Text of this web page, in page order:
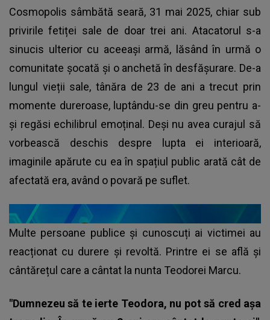
Cosmopolis sâmbătă seară, 31 mai 2025, chiar sub
privirile fetiței sale de doar trei ani. Atacatorul s-a
sinucis ulterior cu aceeași armă, lăsând în urmă o
comunitate șocată și o anchetă în desfășurare. De-a
lungul vieții sale, tânăra de 23 de ani a trecut prin
momente dureroase, luptându-se din greu pentru a-
și regăsi echilibrul emoținal. Deși nu avea curajul să
vorbească deschis despre lupta ei interioară,
imaginile apărute cu ea în spațiul public arată cât de
afectată era, având o povară pe suflet.
Multe persoane publice și cunoscuți ai victimei au
reacționat cu durere și revoltă. Printre ei se află și
cântărețul care a cântat la nunta Teodorei Marcu.
"Dumnezeu să te ierte Teodora, nu pot să cred așa